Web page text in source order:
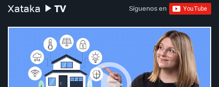
Xataka TV Síguenos en